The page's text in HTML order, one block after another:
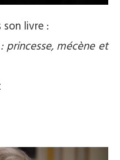
son livre :
princesse, mécène et